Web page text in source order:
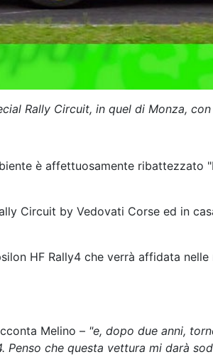
Rally Circuit, in quel di Monza,
è affettuosamente ribattezzato
Circuit by Vedovati Corse ed in
HF Rally4 che verrà affidata
Melino – "e, dopo due anni,
Penso che questa vettura mi darà